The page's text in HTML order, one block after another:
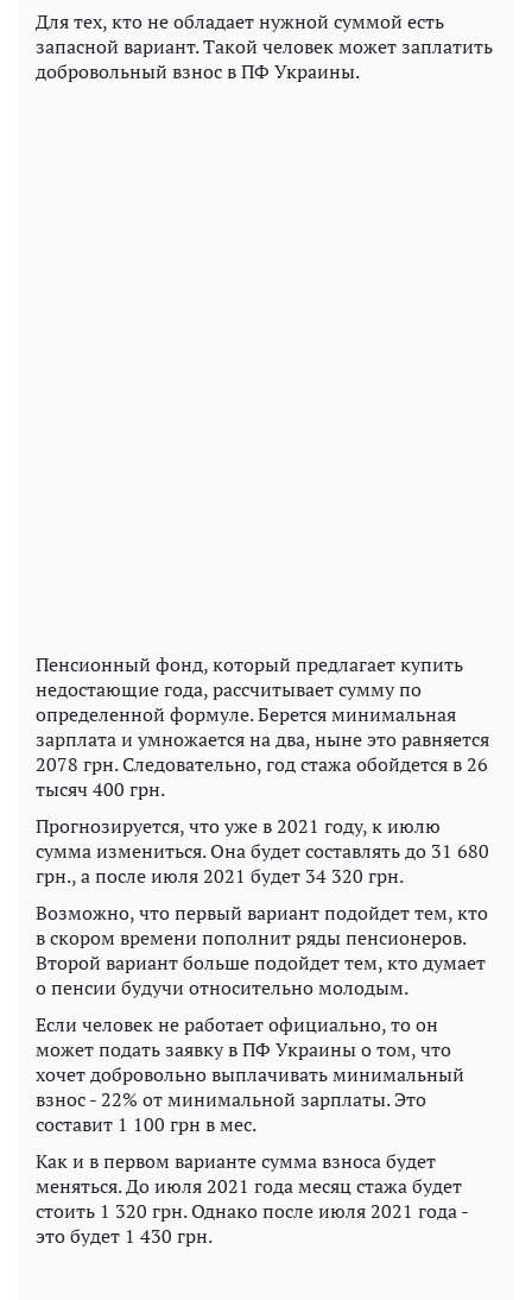
Для тех, кто не обладает нужной суммой есть
запасной вариант. Такой человек может заплатить
добровольный взнос в ПФ Украины.
Пенсионный фонд, который предлагает купить
недостающие года, рассчитывает сумму по
определенной формуле. Берется минимальная
зарплата и умножается на два, ныне это равняется
2078 грн. Следовательно, год стажа обойдется в 26
тысяч 400 грн.
Прогнозируется, что уже в 2021 году, к июлю
сумма измениться. Она будет составлять до 31 680
грн., а после июля 2021 будет 34 320 грн.
Возможно, что первый вариант подойдет тем, кто
в скором времени пополнит ряды пенсионеров.
Второй вариант больше подойдет тем, кто думает
о пенсии будучи относительно молодым.
Если человек не работает официально, то он
может подать заявку в ПФ Украины о том, что
хочет добровольно выплачивать минимальный
взнос - 22% от минимальной зарплаты. Это
составит 1 100 грн в мес.
Как и в первом варианте сумма взноса будет
меняться. До июля 2021 года месяц стажа будет
стоить 1 320 грн. Однако после июля 2021 года -
это будет 1 430 грн.